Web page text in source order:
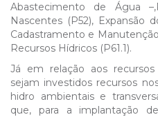
Abastecimento de Água
Nascentes (P52), Expansão
Cadastramento e
Recursos Hídricos (P61.1).
Já em relação aos
sejam investidos recursos
hidro ambientais e
que, para a implantação